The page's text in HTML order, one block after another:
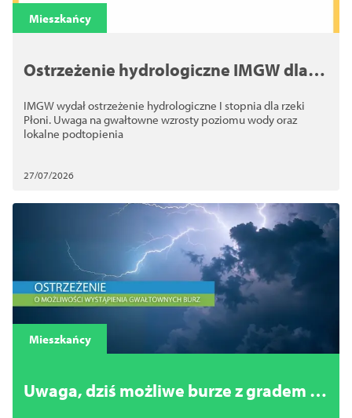
Mieszkańcy
Ostrzeżenie hydrologiczne IMGW dla
wzrosty poziomu wody i podtopienia
IMGW wydał ostrzeżenie hydrologiczne I stopnia dla rzeki
Płoni. Uwaga na gwałtowne wzrosty poziomu wody oraz
lokalne podtopienia
27/07/2026
Mieszkańcy
Uwaga, dziś możliwe burze z gradem i